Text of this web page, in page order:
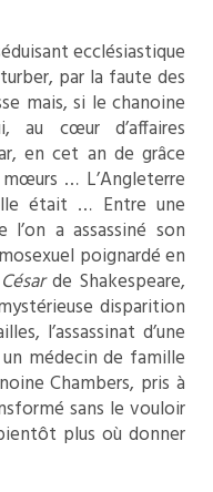
ecclésiastique
par la faute des
mais, si le chanoine
au cœur d’affaires
en cet an de grâce
… L’Angleterre
était … Entre une
l’on a assassiné son
poignardé en
de Shakespeare,
disparition
l’assassinat d’une
médecin de famille
Chambers, pris à
sans le vouloir
plus où donner